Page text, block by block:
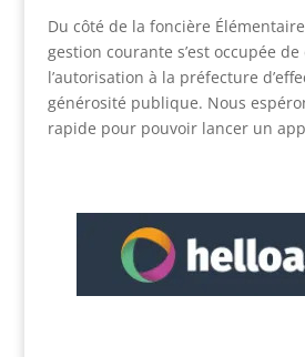
Du côté de la foncière
gestion courante s’est occupée
l’autorisation à la préfecture
générosité publique. Nous
rapide pour pouvoir lancer un